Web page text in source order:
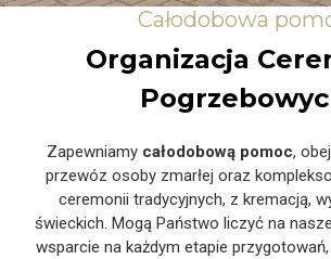
Całodobowa
Organizacja
Zapewniamy całodobową pomoc,
przewóz osoby zmarłej oraz
ceremonii tradycyjnych, z kremacją,
świeckich. Mogą Państwo liczyć na
wsparcie na każdym etapie